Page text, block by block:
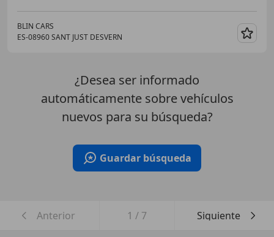
BLIN CARS
ES-08960 SANT JUST DESVERN
¿Desea ser informado
automáticamente sobre vehículos
nuevos para su búsqueda?
Guardar búsqueda
Anterior 1 / 7 Siguiente